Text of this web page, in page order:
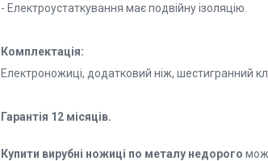
- Електроустаткування має подвійну ізоляцію.
Комплектація:
Електроножиці, додатковий ніж, шестигранний
Гарантія 12 місяців.
Купити вирубні ножиці по металу недорого